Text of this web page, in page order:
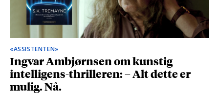
«ASSISTENTEN»
Ingvar Ambjørnsen om kunstig
intelligens-thrilleren: – Alt dette er
mulig. Nå.